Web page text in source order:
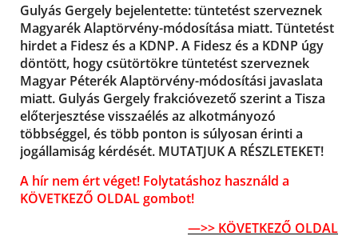
Gulyás Gergely bejelentette: tüntetést szerveznek
Magyarék Alaptörvény-módosítása miatt. Tüntetést
hirdet a Fidesz és a KDNP. A Fidesz és a KDNP úgy
döntött, hogy csütörtökre tüntetést szerveznek
Magyar Péterék Alaptörvény-módosítási javaslata
miatt. Gulyás Gergely frakcióvezető szerint a Tisza
előterjesztése visszaélés az alkotmányozó
többséggel, és több ponton is súlyosan érinti a
jogállamiság kérdését. MUTATJUK A RÉSZLETEKET!
A hír nem ért véget! Folytatáshoz használd a
KÖVETKEZŐ OLDAL gombot!
—>> KÖVETKEZŐ OLDAL